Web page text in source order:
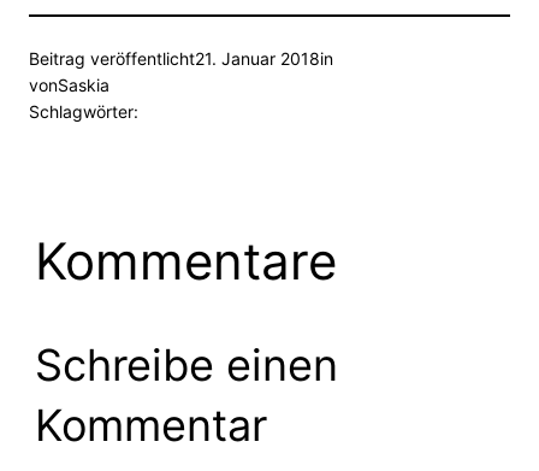
Beitrag veröffentlicht21. Januar 2018in
vonSaskia
Schlagwörter:
Kommentare
Schreibe einen
Kommentar